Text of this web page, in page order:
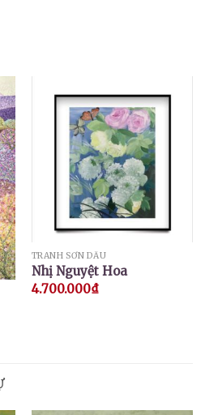
TRANH SƠN DẦU
Nhị Nguyệt Hoa
4.700.000₫